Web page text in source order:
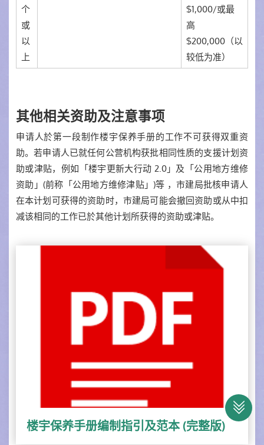
个
或
以
上
$1,000/或最
高
$200,000（以
较低为准）
其他相关资助及注意事项
申请人於第一段制作楼宇保养手册的工作不可获得双重资
助。若申请人已就任何公营机构获批相同性质的支援计划资
助或津贴，例如「楼宇更新大行动 2.0」及「公用地方维修
资助」(前称「公用地方维修津贴」)等 ，市建局批核申请人
在本计划可获得的资助时，市建局可能会撤回资助或从中扣
减该相同的工作已於其他计划所获得的资助或津贴。
楼宇保养手册编制指引及范本 (完整版)